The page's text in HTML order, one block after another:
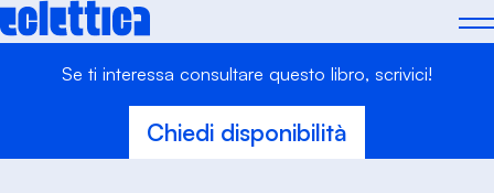
Skip
to
Se ti interessa consultare questo libro, scrivici!
Chiedi disponibilità